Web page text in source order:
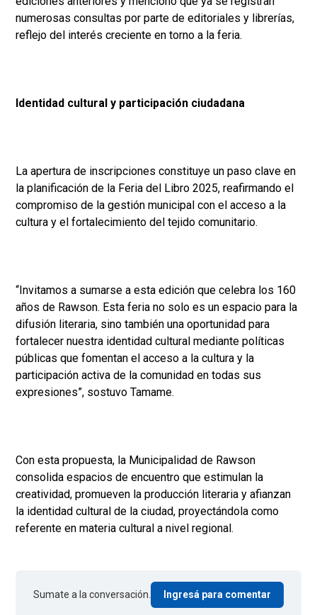
numerosas consultas por parte de editoriales y librerías,
reflejo del interés creciente en torno a la feria.
Identidad cultural y participación ciudadana
La apertura de inscripciones constituye un paso clave en
la planificación de la Feria del Libro 2025, reafirmando el
compromiso de la gestión municipal con el acceso a la
cultura y el fortalecimiento del tejido comunitario.
“Invitamos a sumarse a esta edición que celebra los 160
años de Rawson. Esta feria no solo es un espacio para la
difusión literaria, sino también una oportunidad para
fortalecer nuestra identidad cultural mediante políticas
públicas que fomentan el acceso a la cultura y la
participación activa de la comunidad en todas sus
expresiones”, sostuvo Tamame.
Con esta propuesta, la Municipalidad de Rawson
consolida espacios de encuentro que estimulan la
creatividad, promueven la producción literaria y afianzan
la identidad cultural de la ciudad, proyectándola como
referente en materia cultural a nivel regional.
Sumate a la conversación. Ingresá para comentar